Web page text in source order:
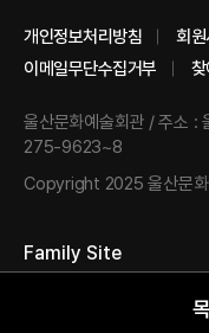
개인정보처리방침
회
이메일무단수집거부
울산문화예술회관 /주소 :
275-9623~8
Copyright 2025 울산문
Family Site